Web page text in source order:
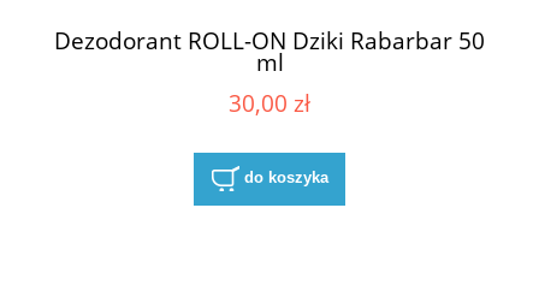
Dezodorant ROLL-ON Dziki Rabarbar 50
ml
30,00 zł
do koszyka